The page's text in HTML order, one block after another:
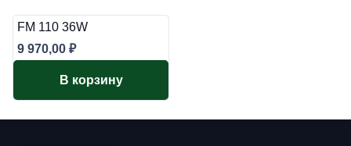
FM 110 36W
9 970,00 ₽
В корзину